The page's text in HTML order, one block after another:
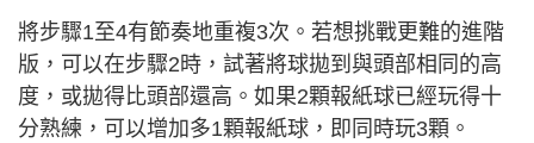
將步驟1至4有節奏地重複3次。若想挑戰更難的進階
版，可以在步驟2時，試著將球拋到與頭部相同的高
度，或拋得比頭部還高。如果2顆報紙球已經玩得十
分熟練，可以增加多1顆報紙球，即同時玩3顆。